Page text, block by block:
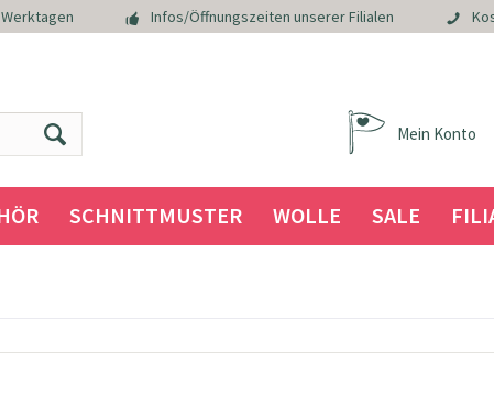
Infos/Öffnungszeiten unserer Filialen
Mein Konto
SCHNITTMUSTER WOLLE SALE